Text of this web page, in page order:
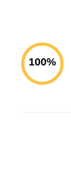
100%